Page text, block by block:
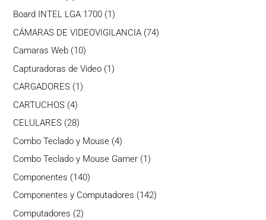
producto
Board INTEL LGA 1700 1 1
producto
CÁMARAS DE VIDEOVIGILANCIA 7474
Camaras Web 1010
productos
Capturadoras de Video 11
CARGADORES 1 1
CARTUCHOS 44
productos
CELULARES 2828
productos
Combo Teclado y Mouse 44
productos
Combo Teclado y Mouse Gamer 1 1
Componentes 140140
productos
Componentes y Computadores 142142
Computadores 22